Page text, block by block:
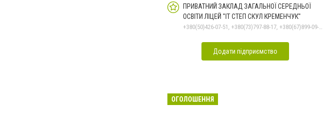
ПРИВАТНИЙ ЗАКЛАД ЗАГАЛЬНОЇ СЕРЕДНЬОЇ
ОСВІТИ ЛІЦЕЙ "ІТ СТЕП СКУЛ КРЕМЕНЧУК"
+380(50)426-07-51, +380(73)797-88-17, +380(67)899-09-16
Додати підприємство
ОГОЛОШЕННЯ